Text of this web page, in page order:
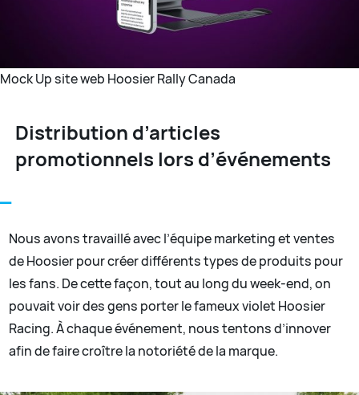
Mock Up site web Hoosier Rally Canada
Distribution d’articles
promotionnels lors d’événements
Nous avons travaillé avec l’équipe marketing et ventes
de Hoosier pour créer différents types de produits pour
les fans. De cette façon, tout au long du week-end, on
pouvait voir des gens porter le fameux violet Hoosier
Racing. À chaque événement, nous tentons d’innover
afin de faire croître la notoriété de la marque.